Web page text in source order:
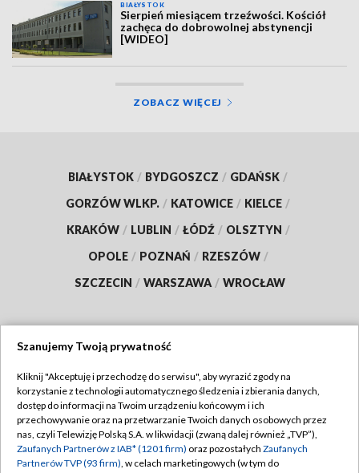
BIAŁYSTOK
Sierpień miesiącem trzeźwości. Kościół
zachęca do dobrowolnej abstynencji
[WIDEO]
ZOBACZ WIĘCEJ
BIAŁYSTOK / BYDGOSZCZ / GDAŃSK /
GORZÓW WLKP. / KATOWICE / KIELCE /
KRAKÓW / LUBLIN / ŁÓDŹ / OLSZTYN /
OPOLE / POZNAŃ / RZESZÓW /
SZCZECIN / WARSZAWA / WROCŁAW
TVP
Abonament TVP
Emisja w TVP
Regulamin TVP
Polityka prywatności
Szanujemy Twoją prywatność
Kliknij "Akceptuję i przechodzę do serwisu", aby wyrazić zgody na
korzystanie z technologii automatycznego śledzenia i zbierania danych,
dostęp do informacji na Twoim urządzeniu końcowym i ich
przechowywanie oraz na przetwarzanie Twoich danych osobowych przez
nas, czyli Telewizję Polską S.A. w likwidacji (zwaną dalej również „TVP”),
Zaufanych Partnerów z IAB* (1201 firm) oraz pozostałych Zaufanych
Partnerów TVP (93 firm), w celach marketingowych (w tym do